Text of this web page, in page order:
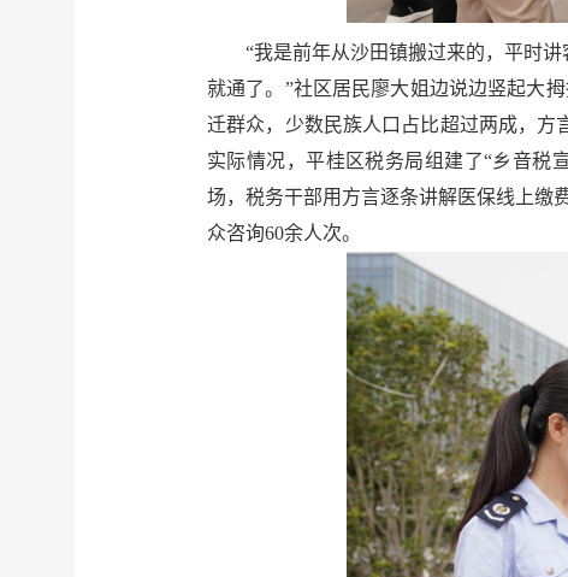
“我是前年从沙田镇搬过来的，平时
就通了。”社区居民廖大姐边说边竖起大
迁群众，少数民族人口占比超过两成，方
实际情况，平桂区税务局组建了“乡音税
场，税务干部用方言逐条讲解医保线上缴
众咨询60余人次。